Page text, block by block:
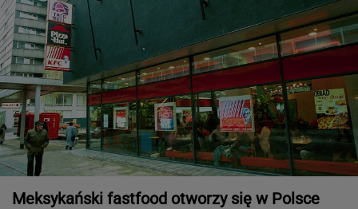
Meksykański fastfood otworzy się w Polsce